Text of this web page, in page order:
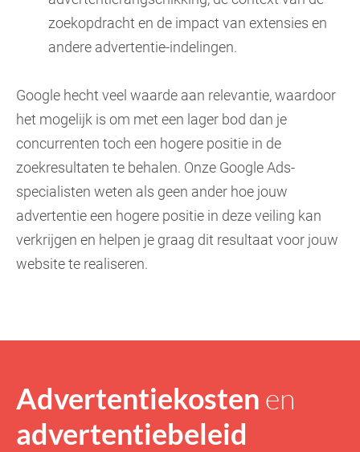
zoekopdracht en de impact van extensies en
andere advertentie-indelingen.
Google hecht veel waarde aan relevantie, waardoor
het mogelijk is om met een lager bod dan je
concurrenten toch een hogere positie in de
zoekresultaten te behalen. Onze Google Ads-
specialisten weten als geen ander hoe jouw
advertentie een hogere positie in deze veiling kan
verkrijgen en helpen je graag dit resultaat voor jouw
website te realiseren.
Advertentiekosten en
advertentiebeleid